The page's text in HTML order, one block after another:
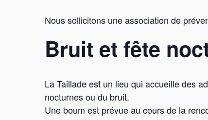
Nous sollicitons une association de
Bruit et fête
La Taillade est un lieu qui accueille des
nocturnes ou du bruit.
Une boum est prévue au cours de la